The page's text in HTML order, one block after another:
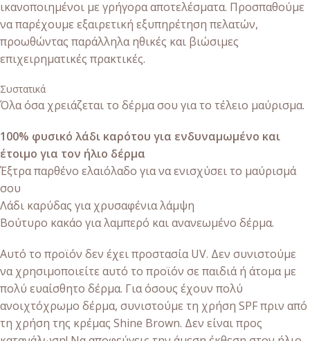
ικανοποιημένοι με γρήγορα αποτελέσματα. Προσπαθούμε
να παρέχουμε εξαιρετική εξυπηρέτηση πελατών,
προωθώντας παράλληλα ηθικές και βιώσιμες
επιχειρηματικές πρακτικές.
Συστατικά
Όλα όσα χρειάζεται το δέρμα σου για το τέλειο μαύρισμα.
100% φυσικό λάδι καρότου για ενδυναμωμένο και
έτοιμο για τον ήλιο δέρμα
Έξτρα παρθένο ελαιόλαδο για να ενισχύσει το μαύρισμά
σου
Λάδι καρύδας για χρυσαφένια λάμψη
Βούτυρο κακάο για λαμπερό και ανανεωμένο δέρμα.
Αυτό το προϊόν δεν έχει προστασία UV. Δεν συνιστούμε
να χρησιμοποιείτε αυτό το προϊόν σε παιδιά ή άτομα με
πολύ ευαίσθητο δέρμα. Για όσους έχουν πολύ
ανοιχτόχρωμο δέρμα, συνιστούμε τη χρήση SPF πριν από
τη χρήση της κρέμας Shine Brown. Δεν είναι προς